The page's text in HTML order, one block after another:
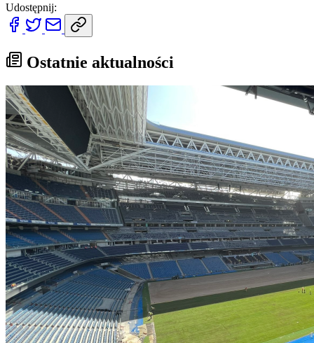
Udostępnij:
Ostatnie aktualności